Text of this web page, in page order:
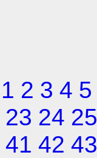
1 2 3 4 5
23 24 25
41 42 43